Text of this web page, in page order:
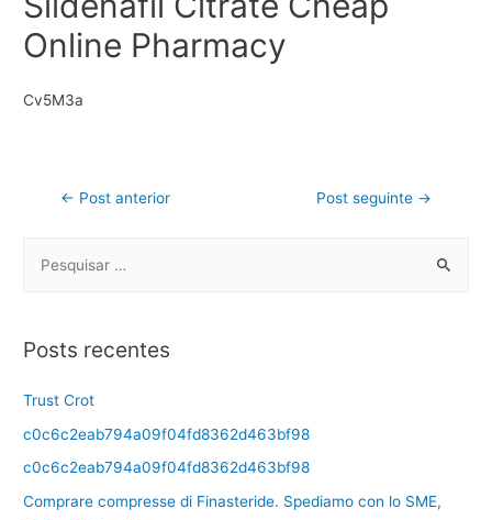
Online Pharmacy
Cv5M3a
← Post anterior Post seguinte →
Posts recentes
Trust Crot
c0c6c2eab794a09f04fd8362d463bf98
c0c6c2eab794a09f04fd8362d463bf98
Comprare compresse di Finasteride. Spediamo con lo SME,